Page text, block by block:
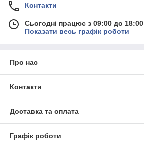
Контакти
Сьогодні працює з 09:00 до 18:00
Показати весь графік роботи
Про нас
Контакти
Доставка та оплата
Графік роботи